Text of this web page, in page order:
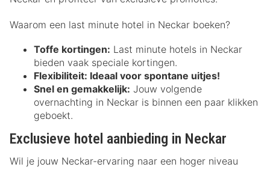
Waarom een last minute hotel in Neckar boeken?
Toffe kortingen: Last minute hotels in Neckar
bieden vaak speciale kortingen.
Flexibiliteit: Ideaal voor spontane uitjes!
Snel en gemakkelijk: Jouw volgende
overnachting in Neckar is binnen een paar klikken
geboekt.
Exclusieve hotel aanbieding in Neckar
Wil je jouw Neckar-ervaring naar een hoger niveau